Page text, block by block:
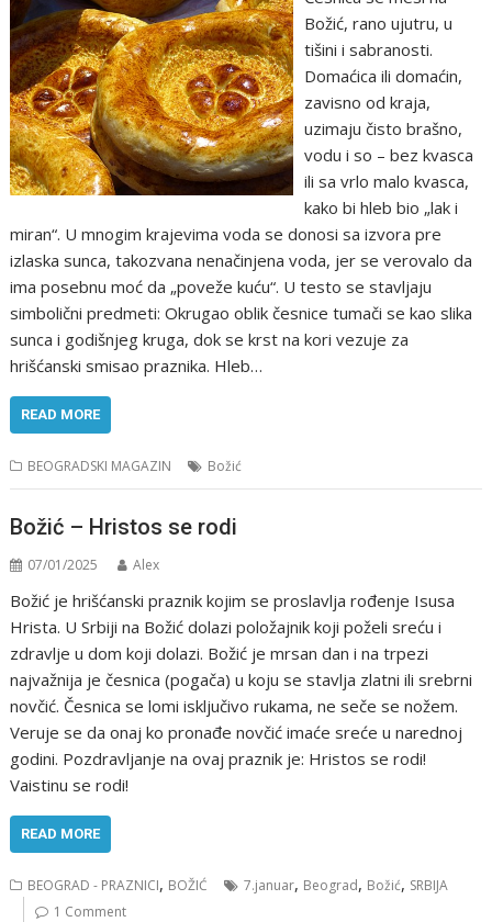
Božić, rano ujutru, u
tišini i sabranosti.
Domaćica ili domaćin,
zavisno od kraja,
uzimaju čisto brašno,
vodu i so – bez kvasca
ili sa vrlo malo kvasca,
kako bi hleb bio „lak i
miran“. U mnogim krajevima voda se donosi sa izvora pre
izlaska sunca, takozvana nenačinjena voda, jer se verovalo da
ima posebnu moć da „poveže kuću“. U testo se stavljaju
simbolični predmeti: Okrugao oblik česnice tumači se kao slika
sunca i godišnjeg kruga, dok se krst na kori vezuje za
hrišćanski smisao praznika. Hleb…
READ MORE
BEOGRADSKI MAGAZIN Božić
Božić – Hristos se rodi
07/01/2025 Alex
Božić je hrišćanski praznik kojim se proslavlja rođenje Isusa
Hrista. U Srbiji na Božić dolazi položajnik koji poželi sreću i
zdravlje u dom koji dolazi. Božić je mrsan dan i na trpezi
najvažnija je česnica (pogača) u koju se stavlja zlatni ili srebrni
novčić. Česnica se lomi isključivo rukama, ne seče se nožem.
Veruje se da onaj ko pronađe novčić imaće sreće u narednoj
godini. Pozdravljanje na ovaj praznik je: Hristos se rodi!
Vaistinu se rodi!
READ MORE
BEOGRAD - PRAZNICI, BOŽIĆ 7.januar, Beograd, Božić, SRBIJA
1 Comment